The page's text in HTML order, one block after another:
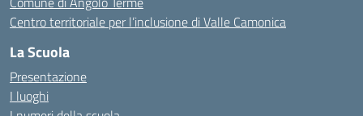
Centro territoriale per l’inclusione di Valle Camonica
La Scuola
Presentazione
I luoghi